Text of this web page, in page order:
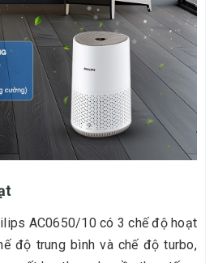
AC0650/10 có 3 chế độ hoạt
độ trung bình và chế độ turbo,